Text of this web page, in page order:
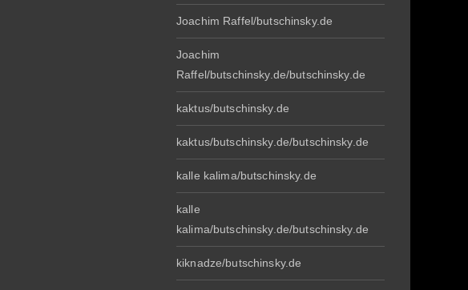
Joachim Raffel/butschinsky.de
Joachim
Raffel/butschinsky.de/butschinsky.de
kaktus/butschinsky.de
kaktus/butschinsky.de/butschinsky.de
kalle kalima/butschinsky.de
kalle
kalima/butschinsky.de/butschinsky.de
kiknadze/butschinsky.de